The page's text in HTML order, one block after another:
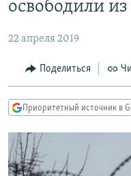
основному
Вернутся
Вернутся
поиску
МНЕНИЯ
КУЛЬТУРА
КАВКАЗ.РЕАЛИИ
СЕВЕР.РЕАЛИИ
СИБИРЬ.РЕАЛИИ
освободили
22 апреля 2019
Поделиться
Приоритетный источник в